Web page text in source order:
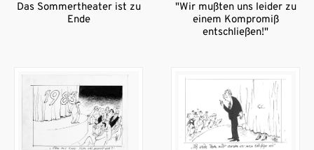
Das Sommertheater ist zu
Ende
"Wir mußten uns leider zu
einem Kompromiß
entschließen!"